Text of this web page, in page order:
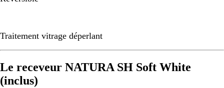
Traitement vitrage déperlant
Le receveur NATURA SH Soft White
(inclus)